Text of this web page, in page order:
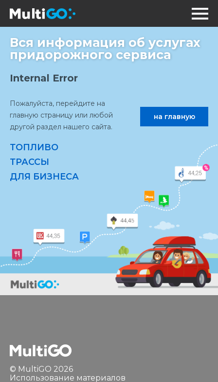
Вся информация об услугах
придорожного сервиса
Internal Error
Пожалуйста, перейдите на
главную страницу или любой
другой раздел нашего сайта.
на главную
ТОПЛИВО
ТРАССЫ
ДЛЯ БИЗНЕСА
© MultiGO 2026
Использование материалов